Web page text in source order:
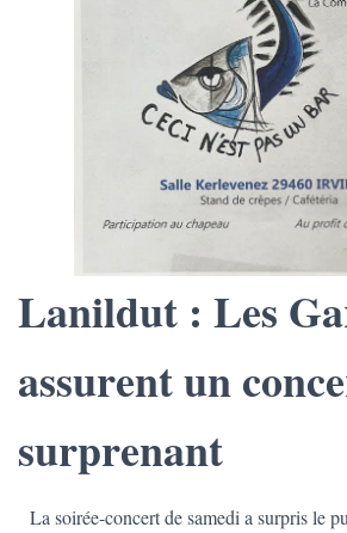
Lanildut : Les
assurent un
surprenant
La soirée-concert de samedi a surpris le